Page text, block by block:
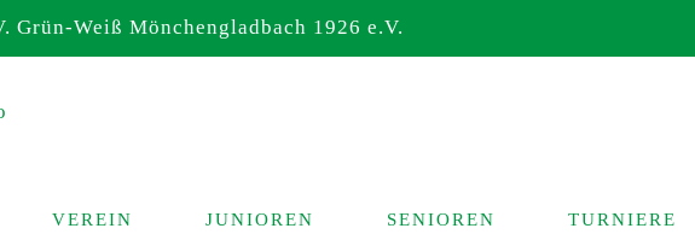
Weiß Mönchengladbach 1926 e.V.
VEREIN JUNIOREN SENIOREN TURNIERE